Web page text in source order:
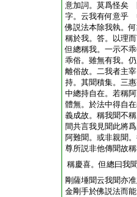
意加詞。莫爲怪矣
字。云我有何意乎
佛説法本除我執。
稱於我。答。以理
但總稱我。一示不
乖俗。雖無有我。
離俗故。二我者主
持。其聞積集。三
中總持自在。若稱
體無。於法中得自
義成故。稱我聞不
間共言我見聞此將
阿難聞。或非親聞
尊所説非他傳聞故
稱慶喜。但總曰我
剛薩埵聞云我聞亦
金剛手於佛説法而